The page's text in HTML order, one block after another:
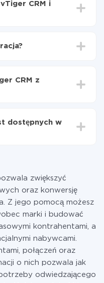
CRM i
zajmuje średnio 10-15
CRM z
faktycznie jest
systemów do
na płatną. Więcej
dostępnych w
zwiększyć
oraz konwersję
Z jego pomocą możesz
marki i budować
kontrahentami, a
nabywcami.
połączeń oraz
o nich pozwala jak
odwiedzającego